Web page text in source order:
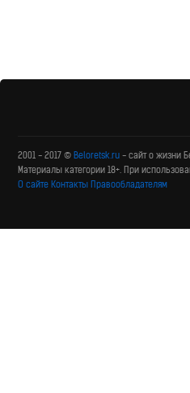
2001 - 2017 © Beloretsk.ru - сайт о жизни
Материалы категории 18+. При
О сайте Контакты Правообладателям